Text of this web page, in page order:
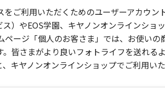
をご利用いただくためのユーザーアカウ
）やEOS学園、キヤノンオンラインシ
ージ「個人のお客さま」では、お使い
皆さまがより良いフォトライフを送れ
キヤノンオンラインショップでご利用い